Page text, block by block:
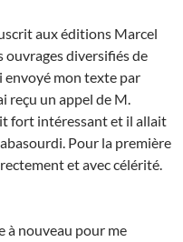
aux éditions Marcel
ouvrages diversifiés de
envoyé mon texte par
reçu un appel de M.
fort intéressant et il allait
Pour la première
et avec célérité.
à nouveau pour me